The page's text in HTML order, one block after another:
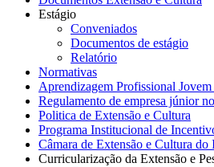
Estágio
Conveniados
Documentos de estágio
Relatório
Normativas
Aprendizagem Profissional
Regulamento de empresa júnior
Politica de Extensão e Cultura
Programa Institucional de
Câmara de Extensão e Cultura
Curricularização da Extensão e